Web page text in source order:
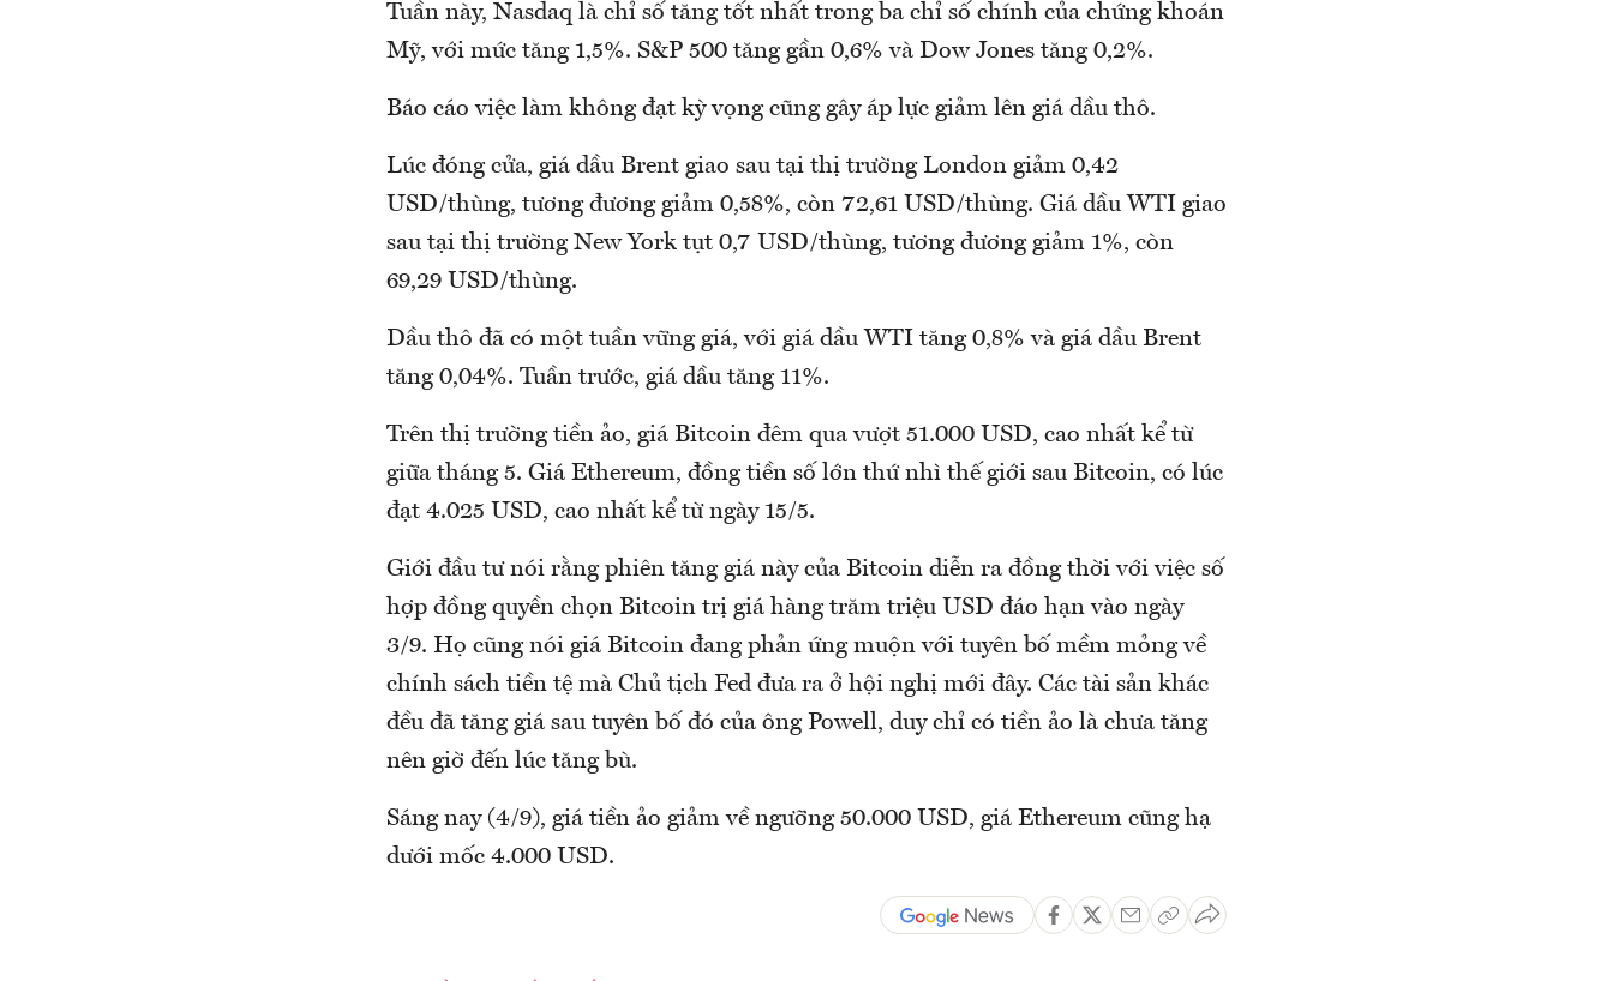
Tuần này, Nasdaq là chỉ số tăng tốt nhất trong ba chỉ số chính của chứng khoán
Mỹ, với mức tăng 1,5%. S&P 500 tăng gần 0,6% và Dow Jones tăng 0,2%.
Báo cáo việc làm không đạt kỳ vọng cũng gây áp lực giảm lên giá dầu thô.
Lúc đóng cửa, giá dầu Brent giao sau tại thị trường London giảm 0,42
USD/thùng, tương đương giảm 0,58%, còn 72,61 USD/thùng. Giá dầu WTI giao
sau tại thị trường New York tụt 0,7 USD/thùng, tương đương giảm 1%, còn
69,29 USD/thùng.
Dầu thô đã có một tuần vững giá, với giá dầu WTI tăng 0,8% và giá dầu Brent
tăng 0,04%. Tuần trước, giá dầu tăng 11%.
Trên thị trường tiền ảo, giá Bitcoin đêm qua vượt 51.000 USD, cao nhất kể từ
giữa tháng 5. Giá Ethereum, đồng tiền số lớn thứ nhì thế giới sau Bitcoin, có lúc
đạt 4.025 USD, cao nhất kể từ ngày 15/5.
Giới đầu tư nói rằng phiên tăng giá này của Bitcoin diễn ra đồng thời với việc số
hợp đồng quyền chọn Bitcoin trị giá hàng trăm triệu USD đáo hạn vào ngày
3/9. Họ cũng nói giá Bitcoin đang phản ứng muộn với tuyên bố mềm mỏng về
chính sách tiền tệ mà Chủ tịch Fed đưa ra ở hội nghị mới đây. Các tài sản khác
đều đã tăng giá sau tuyên bố đó của ông Powell, duy chỉ có tiền ảo là chưa tăng
nên giờ đến lúc tăng bù.
Sáng nay (4/9), giá tiền ảo giảm về ngưỡng 50.000 USD, giá Ethereum cũng hạ
dưới mốc 4.000 USD.